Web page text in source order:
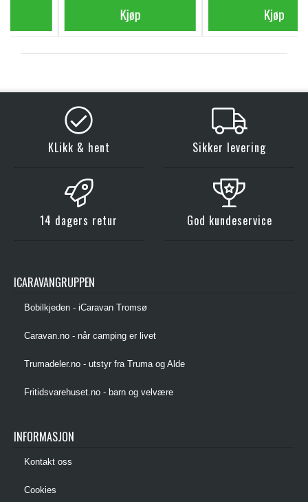
KLikk & hent Sikker levering
14 dagers retur God kundeservice
ICARAVANGRUPPEN
Bobilkjeden - iCaravan Tromsø
Caravan.no - når camping er livet
Trumadeler.no - utstyr fra Truma og Alde
Fritidsvarehuset.no - barn og velvære
INFORMASJON
Kontakt oss
Cookies